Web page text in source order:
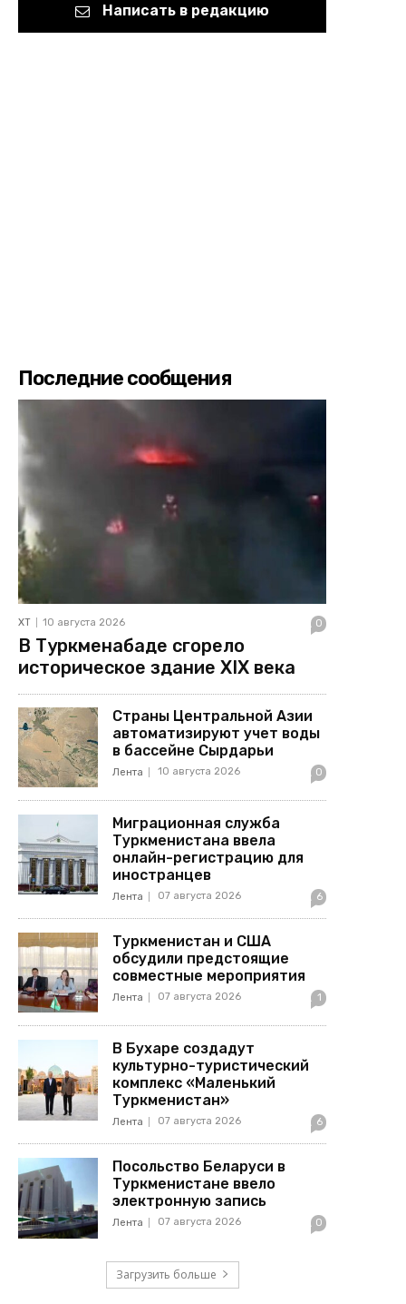
Написать в редакцию
Последние сообщения
ХТ 10 августа 2026 0
В Туркменабаде сгорело
историческое здание XIX века
Страны Центральной Азии
автоматизируют учет воды
в бассейне Сырдарьи
Лента 10 августа 2026 0
Миграционная служба
Туркменистана ввела
онлайн-регистрацию для
иностранцев
Лента 07 августа 2026 6
Туркменистан и США
обсудили предстоящие
совместные мероприятия
Лента 07 августа 2026 1
В Бухаре создадут
культурно-туристический
комплекс «Маленький
Туркменистан»
Лента 07 августа 2026 6
Посольство Беларуси в
Туркменистане ввело
электронную запись
Лента 07 августа 2026 0
Загрузить больше